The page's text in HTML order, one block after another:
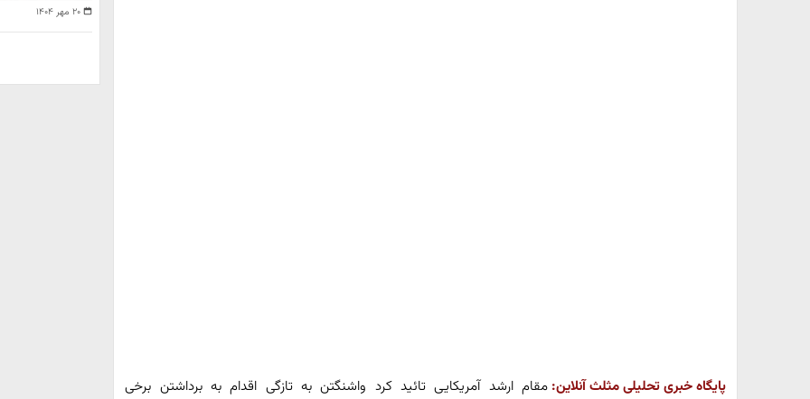
پایگاه خبری تحلیلی مثلث آنلاین: مقام ارشد آمریکایی تائید کرد واشنگتن به تازگی اقدام به برداشتن برخی
۲۰ مهر ۱۴۰۴